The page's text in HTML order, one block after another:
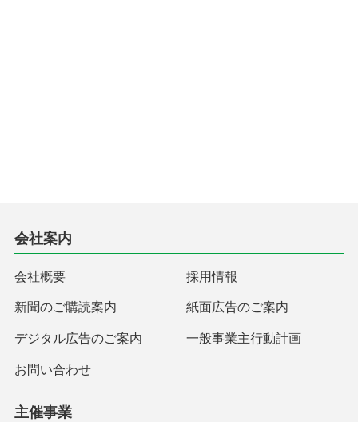
会社案内
会社概要 採用情報
新聞のご購読案内 紙面広告のご案内
デジタル広告のご案内 一般事業主行動計画
お問い合わせ
主催事業